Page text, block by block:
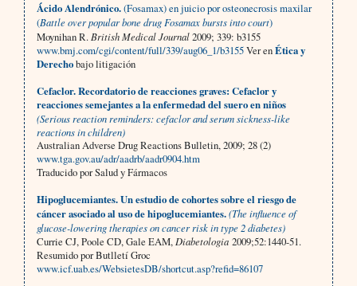
Ácido Alendrónico.(Fosamax) en juicio por osteonecrosis maxilar
(Battle over popular bone drug Fosamax bursts into court)
Moynihan R. British Medical Journal2009; 339: b3155
www.bmj.com/cgi/content/full/339/aug06_1/b3155Ver enÉtica y
Derechobajo litigación
Cefaclor. Recordatorio de reacciones graves: Cefaclor y
reacciones semejantes a la enfermedad del suero en niños
(Serious reaction reminders: cefaclor and serum sickness-like
reactions in children)
Australian Adverse Drug Reactions Bulletin, 2009; 28 (2)
www.tga.gov.au/adr/aadrb/aadr0904.htm
Traducido por Salud y Fármacos
Hipoglucemiantes. Un estudio de cohortes sobre el riesgo de
cáncer asociado al uso de hipoglucemiantes.(The influence of
glucose-lowering therapies on cancer risk in type 2 diabetes)
Currie CJ, Poole CD, Gale EAM, Diabetologia2009;52:1440-51.
Resumido por Butlletí Groc
www.icf.uab.es/WebsietesDB/shortcut.asp?refid=86107